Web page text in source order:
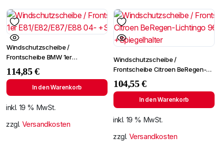
Windschutzscheibe /
Frontscheibe BMW 1er
E81/E82/E87/E88 04-
+Spiegelhalter
114,85€
In den Warenkorb
inkl. 19 % MwSt.
zzgl. Versandkosten
Windschutzscheibe /
Frontscheibe Citroen BeRegen-
Lichtingo 96- +Spiegelhalter
104,55€
In den Warenkorb
inkl. 19 % MwSt.
zzgl. Versandkosten